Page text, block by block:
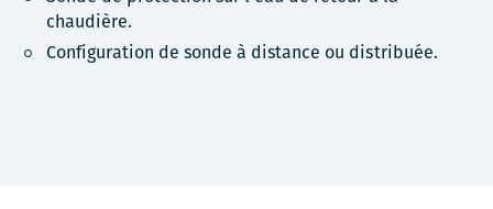
chaudière.
Configuration de sonde à distance ou distribuée.